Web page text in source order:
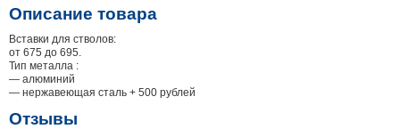
Описание товара
Вставки для стволов:
от 675 до 695.
Тип металла :
— алюминий
— нержавеющая сталь + 500 рублей
Отзывы